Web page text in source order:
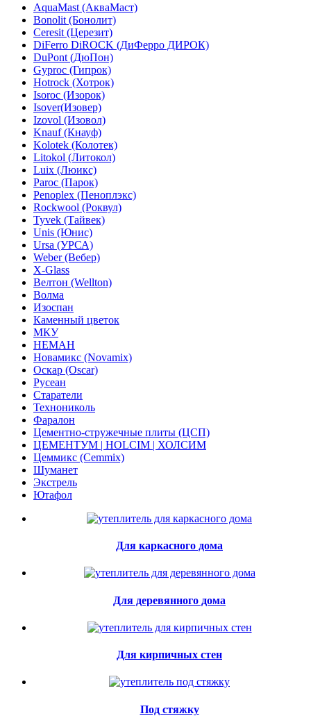
AquaMast (АкваМаст)
Bonolit (Бонолит)
Ceresit (Церезит)
DiFerro DiROCK (ДиФерро ДИРОК)
DuPont (ДюПон)
Gyproc (Гипрок)
Hotrock (Хотрок)
Isoroc (Изорок)
Isover(Изовер)
Izovol (Изовол)
Knauf (Кнауф)
Kolotek (Колотек)
Litokol (Литокол)
Luix (Люикс)
Paroc (Парок)
Penoplex (Пеноплэкс)
Rockwool (Роквул)
Tyvek (Тайвек)
Unis (Юнис)
Ursa (УРСА)
Weber (Вебер)
X-Glass
Велтон (Wellton)
Волма
Изоспан
Каменный цветок
МКУ
НЕМАН
Новамикс (Novamix)
Оскар (Oscar)
Русеан
Старатели
Технониколь
Фаралон
Цементно-стружечные плиты (ЦСП)
ЦЕМЕНТУМ | HOLCIM | ХОЛСИМ
Цеммикс (Cemmix)
Шуманет
Экстрель
Ютафол
Для каркасного дома
Для деревянного дома
Для кирпичных стен
Под стяжку